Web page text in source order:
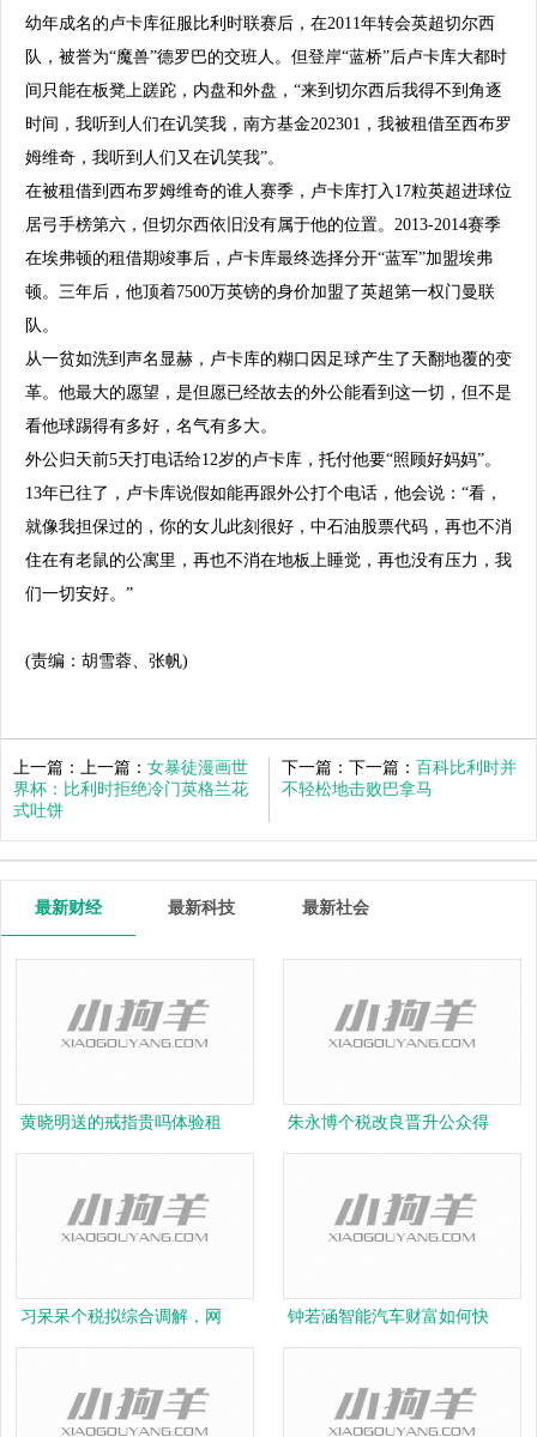
幼年成名的卢卡库征服比利时联赛后，在2011年转会英超切尔西
队，被誉为“魔兽”德罗巴的交班人。但登岸“蓝桥”后卢卡库大都时
间只能在板凳上蹉跎，内盘和外盘，“来到切尔西后我得不到角逐
时间，我听到人们在讥笑我，南方基金202301，我被租借至西布罗
姆维奇，我听到人们又在讥笑我”。
在被租借到西布罗姆维奇的谁人赛季，卢卡库打入17粒英超进球位
居弓手榜第六，但切尔西依旧没有属于他的位置。2013-2014赛季
在埃弗顿的租借期竣事后，卢卡库最终选择分开“蓝军”加盟埃弗
顿。三年后，他顶着7500万英镑的身价加盟了英超第一权门曼联
队。
从一贫如洗到声名显赫，卢卡库的糊口因足球产生了天翻地覆的变
革。他最大的愿望，是但愿已经故去的外公能看到这一切，但不是
看他球踢得有多好，名气有多大。
外公归天前5天打电话给12岁的卢卡库，托付他要“照顾好妈妈”。
13年已往了，卢卡库说假如能再跟外公打个电话，他会说：“看，
就像我担保过的，你的女儿此刻很好，中石油股票代码，再也不消
住在有老鼠的公寓里，再也不消在地板上睡觉，再也没有压力，我
们一切安好。”
(责编：胡雪蓉、张帆)
上一篇：上一篇： 女暴徒漫画世
界杯：比利时拒绝冷门英格兰花
式吐饼
下一篇：下一篇： 百科比利时并
不轻松地击败巴拿马
最新财经 最新科技 最新社会
黄晓明送的戒指贵吗体验租 朱永博个税改良晋升公众得
习呆呆个税拟综合调解，网 钟若涵智能汽车财富如何快